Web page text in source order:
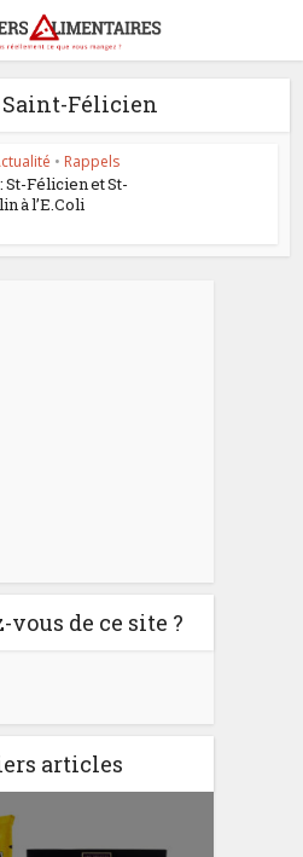
Saint-Félicien
• Rappels
St-Félicien et St-
à l’E.Coli
vous de ce site ?
articles